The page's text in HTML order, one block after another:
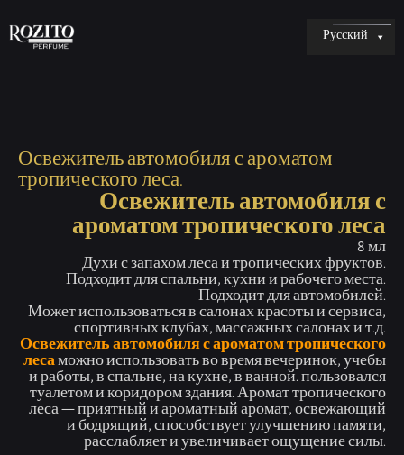
Русский
Освежитель автомобиля с ароматом
тропического леса.
Освежитель автомобиля с
ароматом тропического леса
8 мл
Духи с запахом леса и тропических фруктов.
Подходит для спальни, кухни и рабочего места.
Подходит для автомобилей.
Может использоваться в салонах красоты и сервиса,
спортивных клубах, массажных салонах и т.д.
Освежитель автомобиля с ароматом тропического
лесаможно использовать во время вечеринок, учебы
и работы, в спальне, на кухне, в ванной. пользовался
туалетом и коридором здания. Аромат тропического
леса — приятный и ароматный аромат, освежающий
и бодрящий, способствует улучшению памяти,
расслабляет и увеличивает ощущение силы.